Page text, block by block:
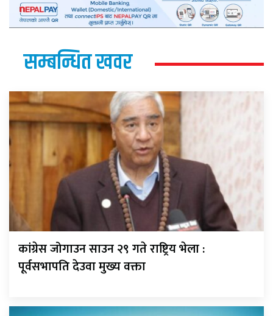
सम्बन्धित खवर
कांग्रेस जोगाउन साउन २९ गते राष्ट्रिय भेला :
पूर्वसभापति देउवा मुख्य वक्ता